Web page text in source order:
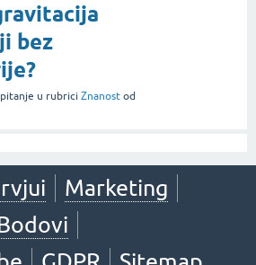
bez
pitanje u rubrici Znanost od
Marketing